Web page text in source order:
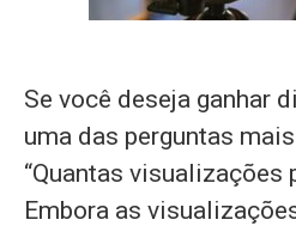
Se você deseja ganhar
uma das perguntas
“Quantas visualizações
Embora as